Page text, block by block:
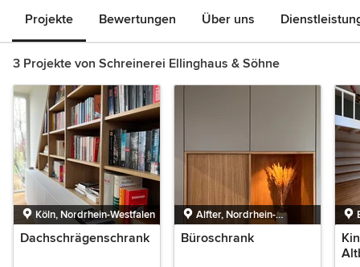
Projekte Bewertungen Über uns
3 Projekte von Schreinerei Ellinghaus & Söhne
Köln, Nordrhein-Westfalen
Dachschrägenschrank
Alfter, Nordrhein-
Westfalen
Büroschrank